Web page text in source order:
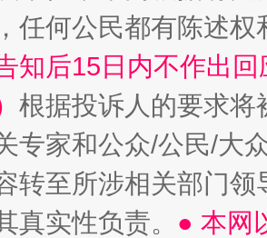
任何公民都有陈述
知后15日内不作出
根据投诉人的要求将
专家和公众/公民/大
转至所涉相关部门
真实性负责。 ● 本网